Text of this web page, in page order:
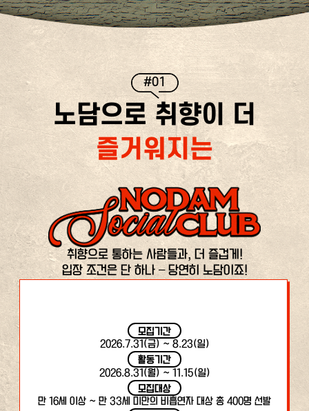
#01
노담으로 취향이 더
즐거워지는
취향으로 통하는 사람들과, 더 즐겁게!
입장 조건은 단 하나 – 당연히 노담이죠!
모집기간
2026.7.31(금) ~ 8.23(일)
활동기간
2026.8.31(월) ~ 11.15(일)
모집대상
만 16세 이상 ~ 만 33세 미만의 비흡연자 대상 총 400명 선발